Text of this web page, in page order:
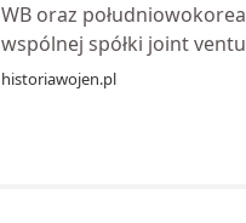
WB oraz
wspólnej spółki joint
historiawojen.pl